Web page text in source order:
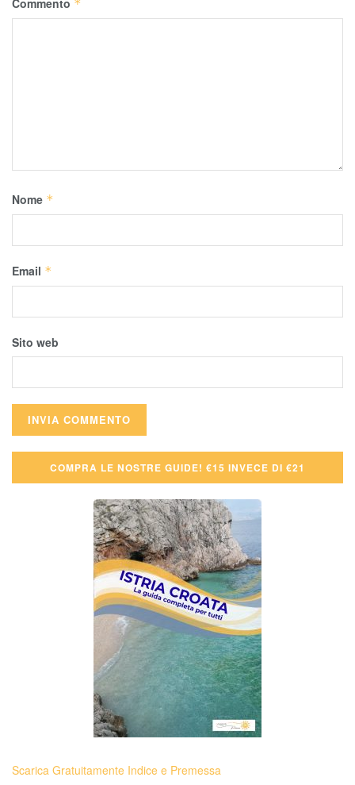
Commento *
Nome *
Email *
Sito web
COMPRA LE NOSTRE GUIDE! €15 INVECE DI €21
Scarica Gratuitamente Indice e Premessa